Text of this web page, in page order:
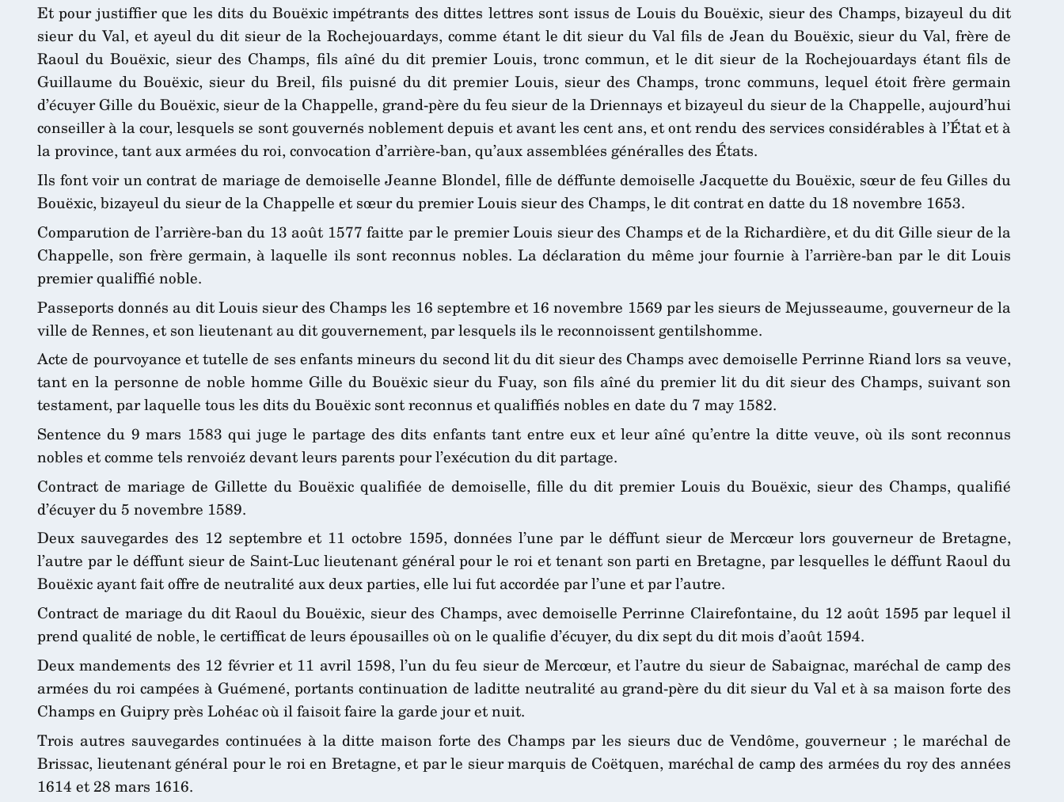
Et pour justiffier que les dits du Bouëxic impétrants des dittes lettres sont issus de Louis du Bouëxic, sieur des Champs, bizayeul du dit
sieur du Val, et ayeul du dit sieur de la Rochejouardays, comme étant le dit sieur du Val fils de Jean du Bouëxic, sieur du Val, frère de
Raoul du Bouëxic, sieur des Champs, fils aîné du dit premier Louis, tronc commun, et le dit sieur de la Rochejouardays étant fils de
Guillaume du Bouëxic, sieur du Breil, fils puisné du dit premier Louis, sieur des Champs, tronc communs, lequel étoit frère germain
d’écuyer Gille du Bouëxic, sieur de la Chappelle, grand-père du feu sieur de la Driennays et bizayeul du sieur de la Chappelle, aujourd’hui
conseiller à la cour, lesquels se sont gouvernés noblement depuis et avant les cent ans, et ont rendu des services considérables à l’État et à
la province, tant aux armées du roi, convocation d’arrière-ban, qu’aux assemblées généralles des États.
Ils font voir un contrat de mariage de demoiselle Jeanne Blondel, fille de déffunte demoiselle Jacquette du Bouëxic, sœur de feu Gilles du
Bouëxic, bizayeul du sieur de la Chappelle et sœur du premier Louis sieur des Champs, le dit contrat en datte du 18 novembre 1653.
Comparution de l’arrière-ban du 13 août 1577 faitte par le premier Louis sieur des Champs et de la Richardière, et du dit Gille sieur de la
Chappelle, son frère germain, à laquelle ils sont reconnus nobles. La déclaration du même jour fournie à l’arrière-ban par le dit Louis
premier qualiffié noble.
Passeports donnés au dit Louis sieur des Champs les 16 septembre et 16 novembre 1569 par les sieurs de Mejusseaume, gouverneur de la
ville de Rennes, et son lieutenant au dit gouvernement, par lesquels ils le reconnoissent gentilshomme.
Acte de pourvoyance et tutelle de ses enfants mineurs du second lit du dit sieur des Champs avec demoiselle Perrinne Riand lors sa veuve,
tant en la personne de noble homme Gille du Bouëxic sieur du Fuay, son fils aîné du premier lit du dit sieur des Champs, suivant son
testament, par laquelle tous les dits du Bouëxic sont reconnus et qualiffiés nobles en date du 7 may 1582.
Sentence du 9 mars 1583 qui juge le partage des dits enfants tant entre eux et leur aîné qu’entre la ditte veuve, où ils sont reconnus
nobles et comme tels renvoiéz devant leurs parents pour l’exécution du dit partage.
Contract de mariage de Gillette du Bouëxic qualifiée de demoiselle, fille du dit premier Louis du Bouëxic, sieur des Champs, qualifié
d’écuyer du 5 novembre 1589.
Deux sauvegardes des 12 septembre et 11 octobre 1595, données l’une par le déffunt sieur de Mercœur lors gouverneur de Bretagne,
l’autre par le déffunt sieur de Saint-Luc lieutenant général pour le roi et tenant son parti en Bretagne, par lesquelles le déffunt Raoul du
Bouëxic ayant fait offre de neutralité aux deux parties, elle lui fut accordée par l’une et par l’autre.
Contract de mariage du dit Raoul du Bouëxic, sieur des Champs, avec demoiselle Perrinne Clairefontaine, du 12 août 1595 par lequel il
prend qualité de noble, le certifficat de leurs épousailles où on le qualifie d’écuyer, du dix sept du dit mois d’août 1594.
Deux mandements des 12 février et 11 avril 1598, l’un du feu sieur de Mercœur, et l’autre du sieur de Sabaignac, maréchal de camp des
armées du roi campées à Guémené, portants continuation de laditte neutralité au grand-père du dit sieur du Val et à sa maison forte des
Champs en Guipry près Lohéac où il faisoit faire la garde jour et nuit.
Trois autres sauvegardes continuées à la ditte maison forte des Champs par les sieurs duc de Vendôme, gouverneur ; le maréchal de
Brissac, lieutenant général pour le roi en Bretagne, et par le sieur marquis de Coëtquen, maréchal de camp des armées du roy des années
1614 et 28 mars 1616.